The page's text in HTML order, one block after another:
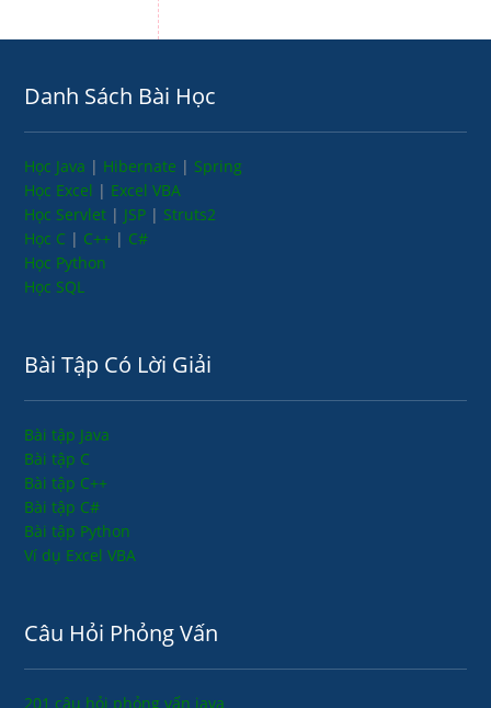
Danh Sách Bài Học
Học Java | Hibernate | Spring
Học Excel | Excel VBA
Học Servlet | JSP | Struts2
Học C | C++ | C#
Học Python
Học SQL
Bài Tập Có Lời Giải
Bài tập Java
Bài tập C
Bài tập C++
Bài tập C#
Bài tập Python
Ví dụ Excel VBA
Câu Hỏi Phỏng Vấn
201 câu hỏi phỏng vấn java